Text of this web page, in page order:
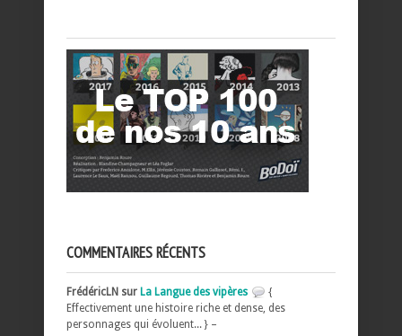
COMMENTAIRES RÉCENTS
FrédéricLN sur La Langue des vipères
{
Effectivement une histoire riche et dense, des
personnages qui évoluent... } –